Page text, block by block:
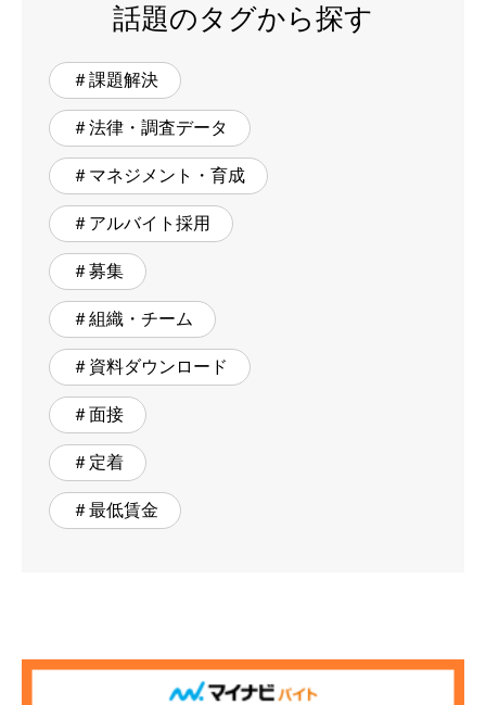
話題のタグから探す
＃課題解決
＃法律・調査データ
＃マネジメント・育成
＃アルバイト採用
＃募集
＃組織・チーム
＃資料ダウンロード
＃面接
＃定着
＃最低賃金